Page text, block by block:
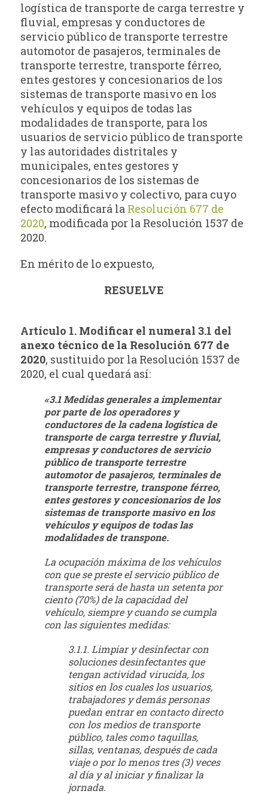
logística de transporte de carga terrestre y
fluvial, empresas y conductores de
servicio público de transporte terrestre
automotor de pasajeros, terminales de
transporte terrestre, transporte férreo,
entes gestores y concesionarios de los
sistemas de transporte masivo en los
vehículos y equipos de todas las
modalidades de transporte, para los
usuarios de servicio público de transporte
y las autoridades distritales y
municipales, entes gestores y
concesionarios de los sistemas de
transporte masivo y colectivo, para cuyo
efecto modificará la Resolución 677 de
2020, modificada por la Resolución 1537 de
2020.
En mérito de lo expuesto,
RESUELVE
Artículo 1. Modificar el numeral 3.1 del
anexo técnico de la Resolución 677 de
2020, sustituido por la Resolución 1537 de
2020, el cual quedará así:
«3.1 Medidas generales a implementar
por parte de los operadores y
conductores de la cadena logística de
transporte de carga terrestre y fluvial,
empresas y conductores de servicio
público de transporte terrestre
automotor de pasajeros, terminales de
transporte terrestre, transpone férreo,
entes gestores y concesionarios de los
sistemas de transporte masivo en los
vehículos y equipos de todas las
modalidades de transpone.
La ocupación máxima de los vehículos
con que se preste el servicio público de
transporte será de hasta un setenta por
ciento (70%) de la capacidad del
vehículo, siempre y cuando se cumpla
con las siguientes medidas:
3.1.1. Limpiar y desinfectar con
soluciones desinfectantes que
tengan actividad virucida, los
sitios en los cuales los usuarios,
trabajadores y demás personas
puedan entrar en contacto directo
con los medios de transporte
público, tales como taquillas,
sillas, ventanas, después de cada
viaje o por lo menos tres (3) veces
al día y al iniciar y finalizar la
jornada.